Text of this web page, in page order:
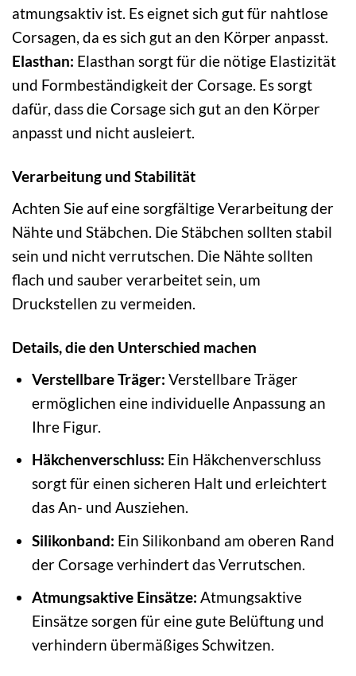
atmungsaktiv ist. Es eignet sich gut für nahtlose
Corsagen, da es sich gut an den Körper anpasst.
Elasthan: Elasthan sorgt für die nötige Elastizität
und Formbeständigkeit der Corsage. Es sorgt
dafür, dass die Corsage sich gut an den Körper
anpasst und nicht ausleiert.
Verarbeitung und Stabilität
Achten Sie auf eine sorgfältige Verarbeitung der
Nähte und Stäbchen. Die Stäbchen sollten stabil
sein und nicht verrutschen. Die Nähte sollten
flach und sauber verarbeitet sein, um
Druckstellen zu vermeiden.
Details, die den Unterschied machen
Verstellbare Träger: Verstellbare Träger
ermöglichen eine individuelle Anpassung an
Ihre Figur.
Häkchenverschluss: Ein Häkchenverschluss
sorgt für einen sicheren Halt und erleichtert
das An- und Ausziehen.
Silikonband: Ein Silikonband am oberen Rand
der Corsage verhindert das Verrutschen.
Atmungsaktive Einsätze: Atmungsaktive
Einsätze sorgen für eine gute Belüftung und
verhindern übermäßiges Schwitzen.